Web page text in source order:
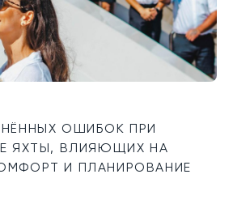
ОШИБОК ПРИ
ЯХТЫ, ВЛИЯЮЩИХ НА
И ПЛАНИРОВАНИЕ